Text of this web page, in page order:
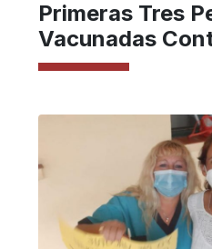
Primeras Tres
Vacunadas